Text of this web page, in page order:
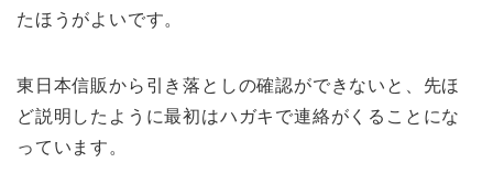
たほうがよいです。
東日本信販から引き落としの確認ができないと、先ほ
ど説明したように最初はハガキで連絡がくることにな
っています。